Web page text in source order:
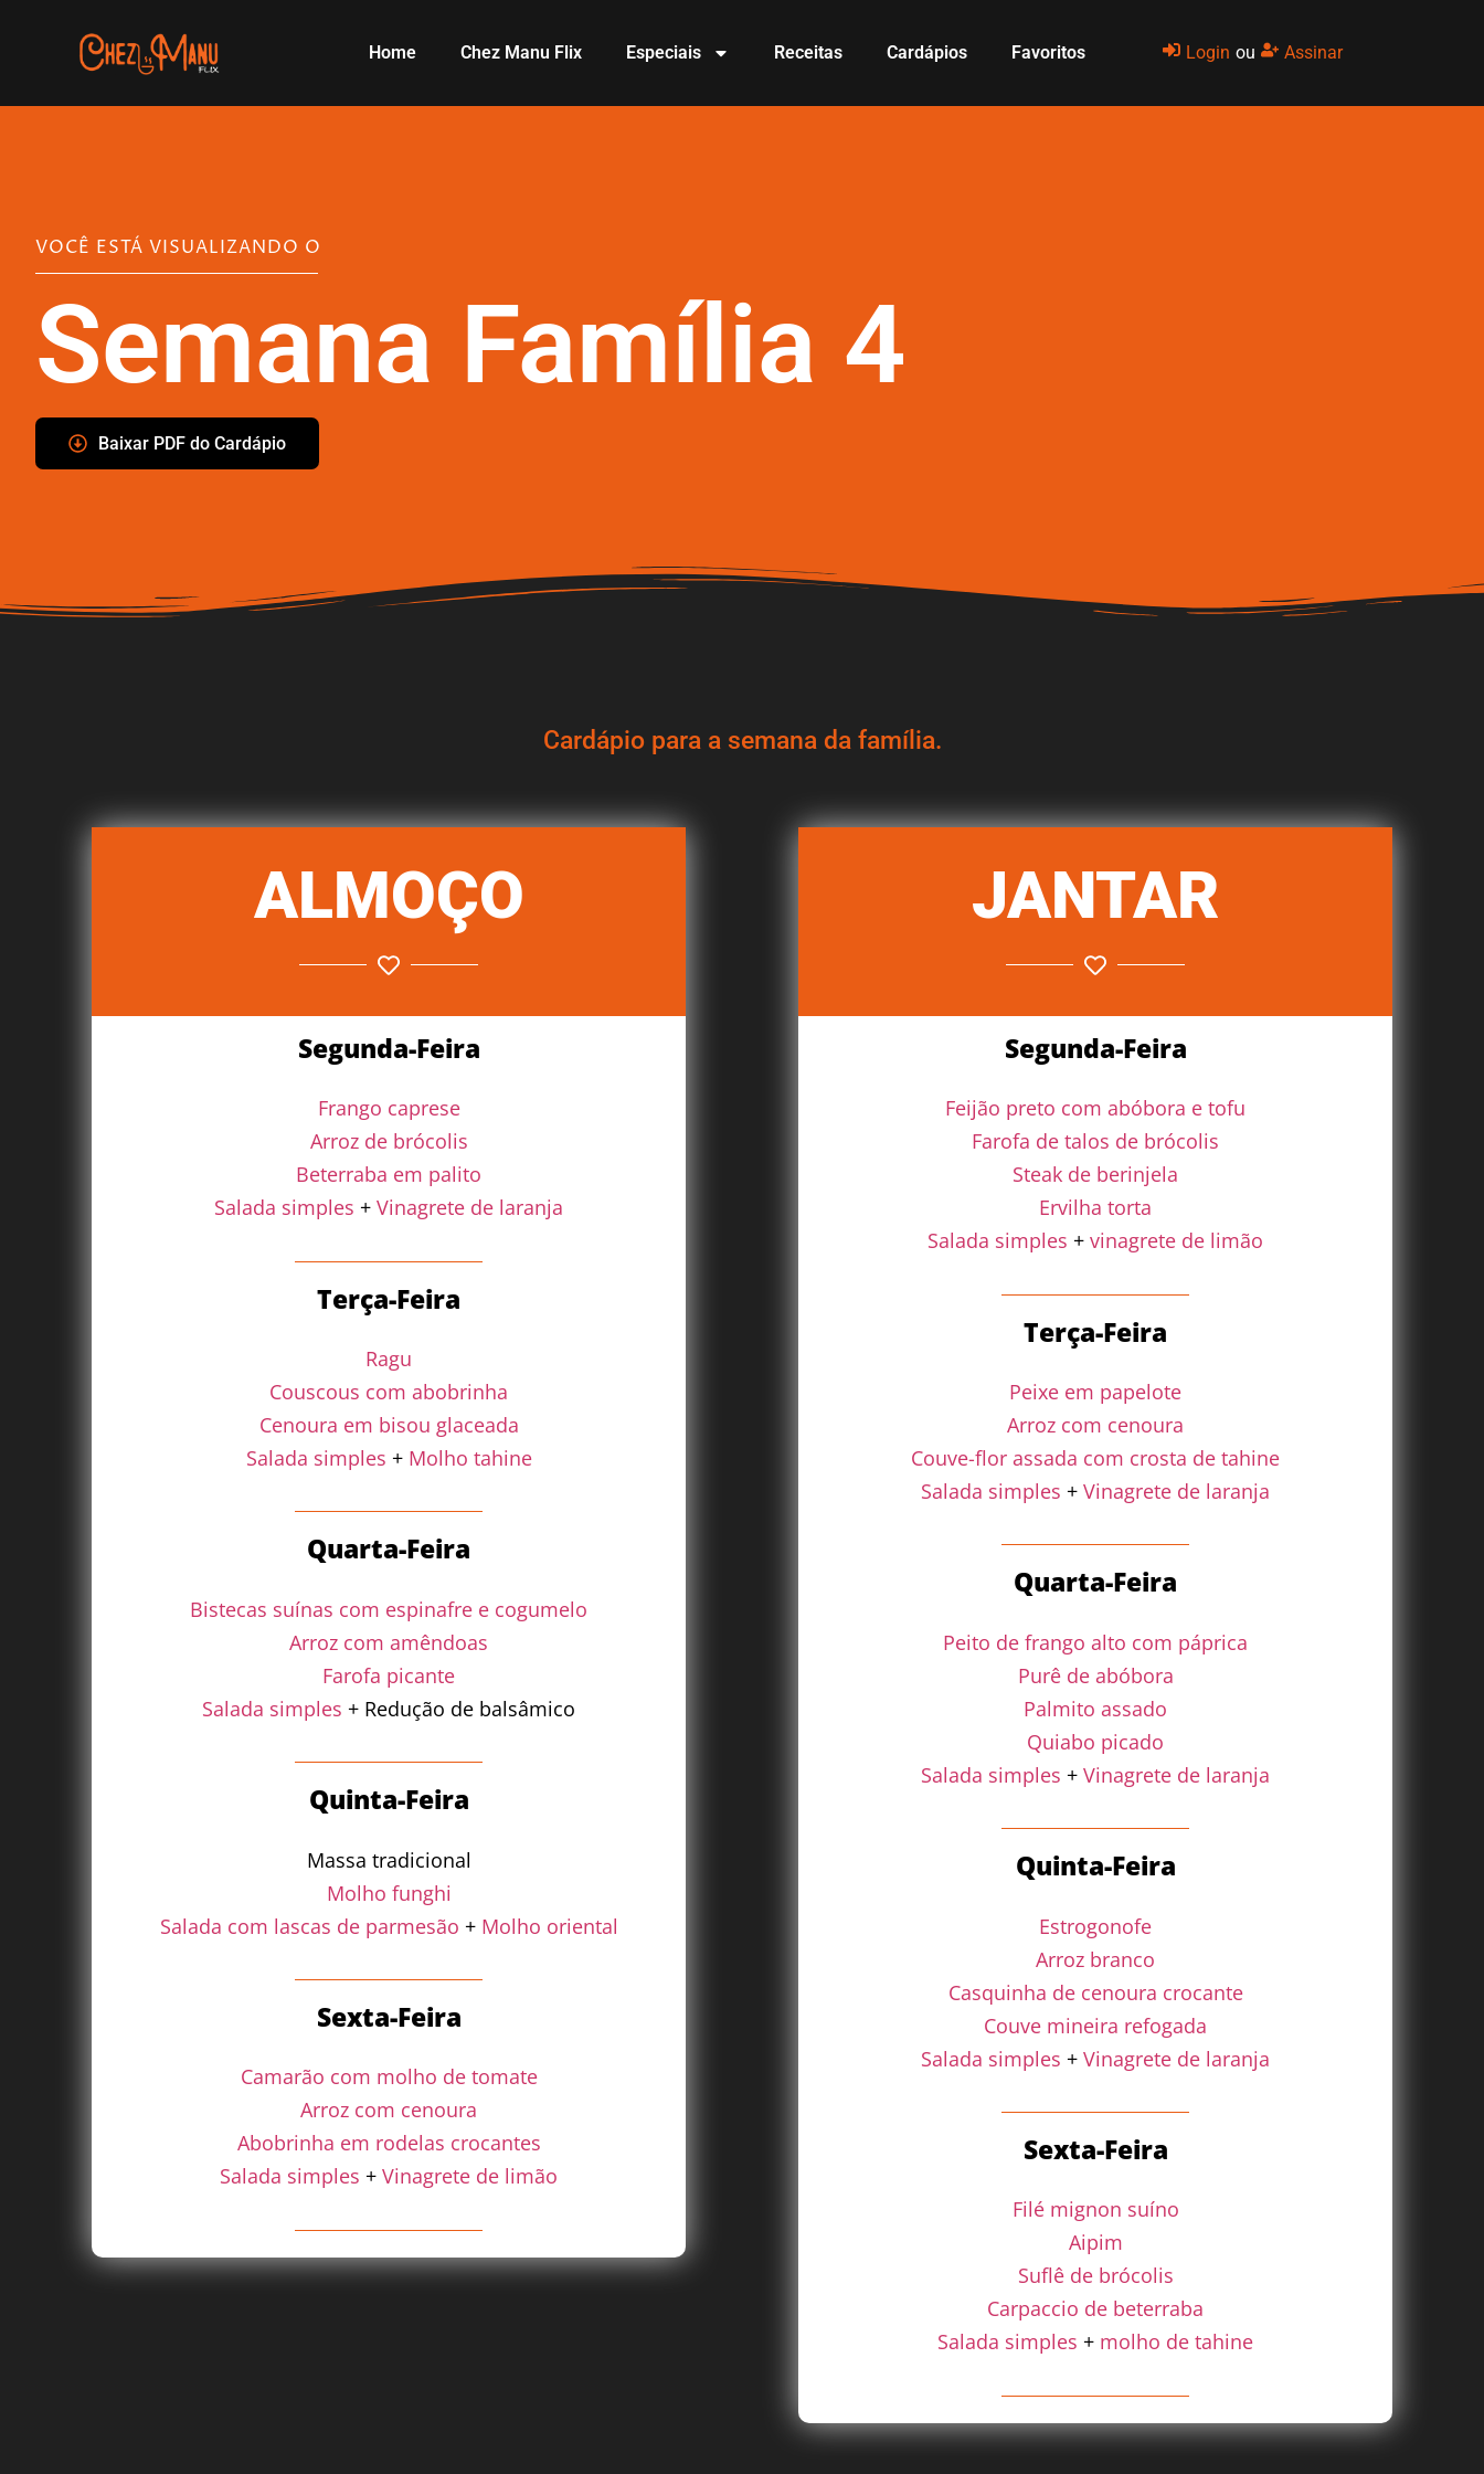
Home Chez Manu Flix Especiais Receitas Cardápios Favoritos Login ou Assinar
VOCÊ ESTÁ VISUALIZANDO O
Semana Família 4
Baixar PDF do Cardápio
Cardápio para a semana da família.
ALMOÇO
Segunda-Feira
Frango caprese
Arroz de brócolis
Beterraba em palito
Salada simples + Vinagrete de laranja
Terça-Feira
Ragu
Couscous com abobrinha
Cenoura em bisou glaceada
Salada simples +Molho tahine
Quarta-Feira
Bistecas suínas com espinafre e cogumelo
Arroz com amêndoas
Farofa picante
Salada simples + Redução de balsâmico
Quinta-Feira
Massa tradicional
Molho funghi
Salada com lascas de parmesão + Molho oriental
Sexta-Feira
Camarão com molho de tomate
Arroz com cenoura
Abobrinha em rodelas crocantes
Salada simples + Vinagrete de limão
JANTAR
Segunda-Feira
Feijão preto com abóbora e tofu
Farofa de talos de brócolis
Steak de berinjela
Ervilha torta
Salada simples + vinagrete de limão
Terça-Feira
Peixe em papelote
Arroz com cenoura
Couve-flor assada com crosta de tahine
Salada simples + Vinagrete de laranja
Quarta-Feira
Peito de frango alto com páprica
Purê de abóbora
Palmito assado
Quiabo picado
Salada simples + Vinagrete de laranja
Quinta-Feira
Estrogonofe
Arroz branco
Casquinha de cenoura crocante
Couve mineira refogada
Salada simples + Vinagrete de laranja
Sexta-Feira
Filé mignon suíno
Aipim
Suflê de brócolis
Carpaccio de beterraba
Salada simples + molho de tahine